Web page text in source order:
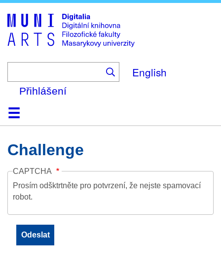
to
main
content
English
Přihlášení
DomůKolekce
Prohlížení
Vyhledávání
O platformě
Nápověda
KontaktDigitalia
Challenge
CAPTCHA
Prosím odšktrtněte pro potvrzení, že nejste spamovací
robot.